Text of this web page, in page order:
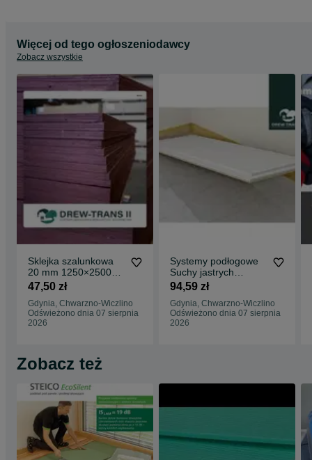
Więcej od tego ogłoszeniodawcy
Zobacz wszystkie
Sklejka szalunkowa
20 mm 1250×2500
topolowa chińska.
Płyta szalunkowa
47,50 zł
Gdynia, Chwarzno-Wiczlino
Odświeżono dnia 07 sierpnia
2026
Systemy podłogowe
Suchy jastrych
Fermacell, płyty
frezowane
ogrzewanie
94,59 zł
Gdynia, Chwarzno-Wiczlino
Odświeżono dnia 07 sierpnia
2026
Zobacz też